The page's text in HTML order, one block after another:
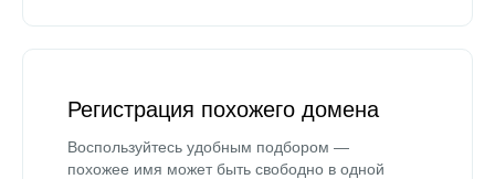
Регистрация похожего домена
Воспользуйтесь удобным подбором —
похожее имя может быть свободно в одной